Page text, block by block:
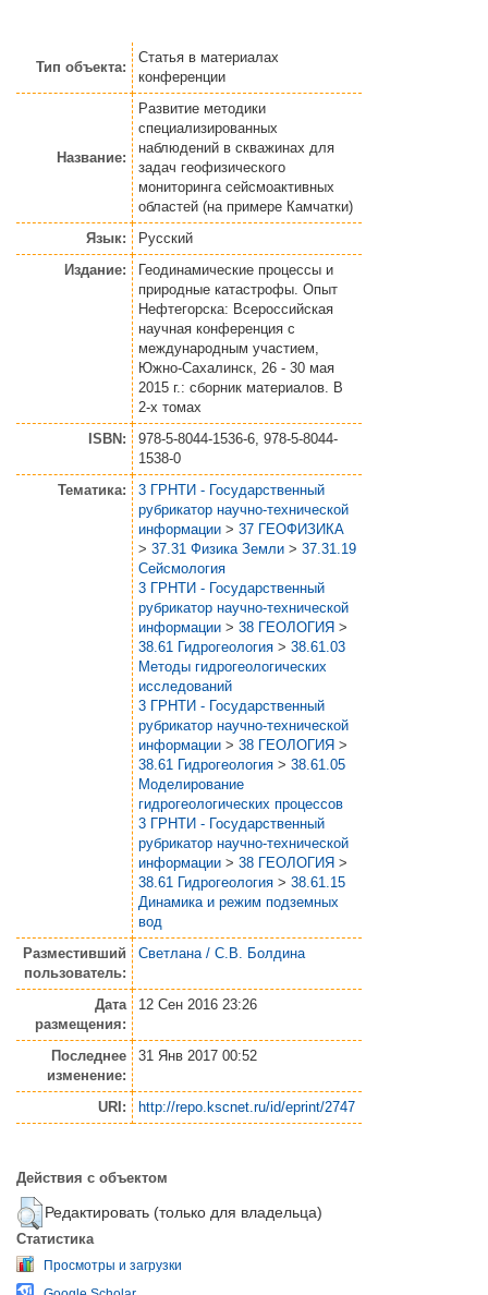
Тип объекта:
Статья в материалах
конференции
Название:
Развитие методики
специализированных
наблюдений в скважинах для
задач геофизического
мониторинга сейсмоактивных
областей (на примере Камчатки)
Язык:
Русский
Издание:
Геодинамические процессы и
природные катастрофы. Опыт
Нефтегорска: Всероссийская
научная конференция с
международным участием,
Южно-Сахалинск, 26 - 30 мая
2015 г.: сборник материалов. В
2-х томах
ISBN:
978-5-8044-1536-6, 978-5-8044-
1538-0
Тематика:
3 ГРНТИ - Государственный
рубрикатор научно-технической
информации > 37 ГЕОФИЗИКА
> 37.31 Физика Земли > 37.31.19
Сейсмология
3 ГРНТИ - Государственный
рубрикатор научно-технической
информации > 38 ГЕОЛОГИЯ >
38.61 Гидрогеология > 38.61.03
Методы гидрогеологических
исследований
3 ГРНТИ - Государственный
рубрикатор научно-технической
информации > 38 ГЕОЛОГИЯ >
38.61 Гидрогеология > 38.61.05
Моделирование
гидрогеологических процессов
3 ГРНТИ - Государственный
рубрикатор научно-технической
информации > 38 ГЕОЛОГИЯ >
38.61 Гидрогеология > 38.61.15
Динамика и режим подземных
вод
Разместивший
пользователь:
Светлана / С.В. Болдина
Дата
размещения:
12 Сен 2016 23:26
Последнее
изменение:
31 Янв 2017 00:52
URI: http://repo.kscnet.ru/id/eprint/2747
Действия с объектом
Редактировать (только для владельца)
Статистика
Просмотры и загрузки